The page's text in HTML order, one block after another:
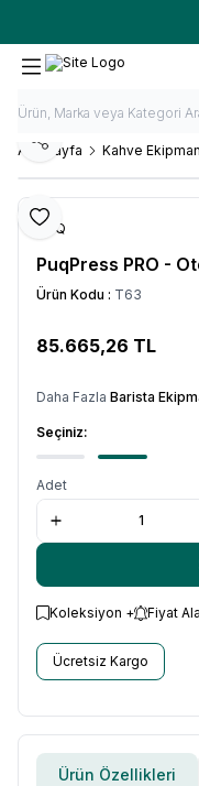
Ana Sayfa Kahve
Favoriye Ekle
Paylaş
PUQ
PuqPress PRO -
Ürün Kodu : T63
85.665,26 TL
Daha Fazla Barista
Seçiniz:
Adet
Koleksiyon + Fiyat
Ücretsiz Kargo
Ürün Özellikleri